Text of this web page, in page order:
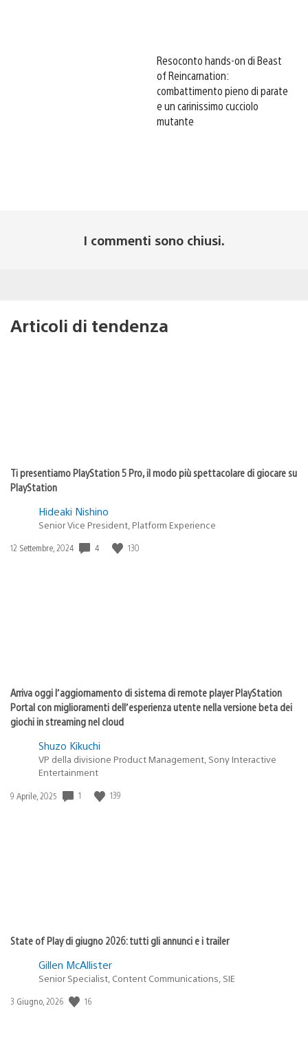
Resoconto hands-on di Beast
of Reincarnation:
combattimento pieno di parate
e un carinissimo cucciolo
mutante
I commenti sono chiusi.
Articoli di tendenza
Ti presentiamo PlayStation 5 Pro, il modo più spettacolare di giocare su
PlayStation
Hideaki Nishino
Senior Vice President, Platform Experience
Data
12 Settembre, 2024 4 130
Arriva oggi l’aggiornamento di sistema di remote player PlayStation
Portal con miglioramenti dell’esperienza utente nella versione beta dei
giochi in streaming nel cloud
Shuzo Kikuchi
VP della divisione Product Management, Sony Interactive
Entertainment
Data
9 Aprile, 2025 1 139
State of Play di giugno 2026: tutti gli annunci e i trailer
Gillen McAllister
Senior Specialist, Content Communications, SIE
Data
3 Giugno, 2026 16